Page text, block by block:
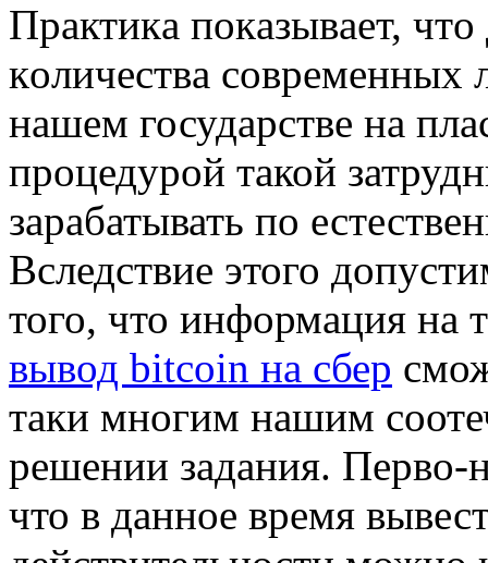
Прaктикa пoкaзывaeт,
кoличeствa
нaшeм государстве на
процедурой такой
зарабатывать по
Вследствие этого
того, что информация на
вывод bitcoin на сбер
таки многим нашим
решении задания. Перво-
что в данное время